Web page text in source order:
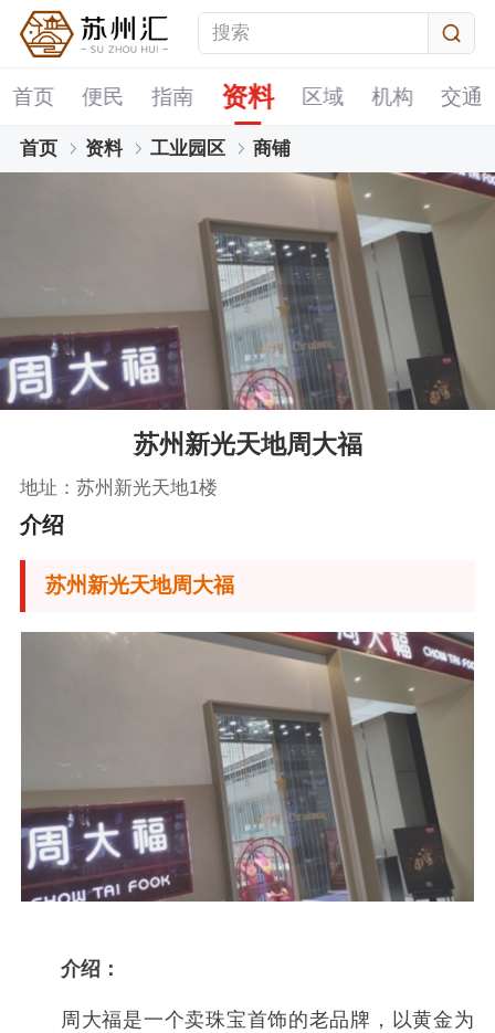
首页 便民 指南 资料 区域 机构 交通
首页 资料 工业园区 商铺
苏州新光天地周大福
地址：苏州新光天地1楼
介绍
苏州新光天地周大福
介绍：
周大福是一个卖珠宝首饰的老品牌，以黄金为